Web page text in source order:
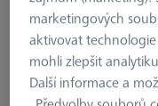
marketingových
aktivovat
mohli zlepšit
Další informace a